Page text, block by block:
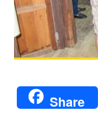
Share